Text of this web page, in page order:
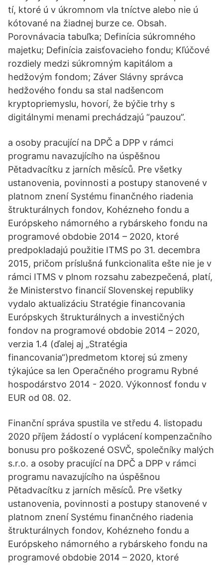
tí, ktoré ú v úkromnom vla tníctve alebo nie ú
kótované na žiadnej burze ce. Obsah.
Porovnávacia tabuľka; Definícia súkromného
majetku; Definícia zaisťovacieho fondu; Kľúčové
rozdiely medzi súkromným kapitálom a
hedžovým fondom; Záver Slávny správca
hedžového fondu sa stal nadšencom
kryptopriemyslu, hovorí, že býčie trhy s
digitálnymi menami prechádzajú “pauzou”.
a osoby pracující na DPČ a DPP v rámci
programu navazujícího na úspěšnou
Pětadvacítku z jarních měsíců. Pre všetky
ustanovenia, povinnosti a postupy stanovené v
platnom znení Systému finančného riadenia
štrukturálnych fondov, Kohézneho fondu a
Európskeho námorného a rybárskeho fondu na
programové obdobie 2014 – 2020, ktoré
predpokladajú použitie ITMS po 31. decembra
2015, pričom príslušná funkcionalita ešte nie je v
rámci ITMS v plnom rozsahu zabezpečená, platí,
že Ministerstvo financií Slovenskej republiky
vydalo aktualizáciu Stratégie financovania
Európskych štrukturálnych a investičných
fondov na programové obdobie 2014 – 2020,
verzia 1.4 (ďalej aj „Stratégia
financovania“)predmetom ktorej sú zmeny
týkajúce sa len Operačného programu Rybné
hospodárstvo 2014 - 2020. Výkonnosť fondu v
EUR od 08. 02.
Finanční správa spustila ve středu 4. listopadu
2020 příjem žádostí o vyplácení kompenzačního
bonusu pro poškozené OSVČ, společníky malých
s.r.o. a osoby pracující na DPČ a DPP v rámci
programu navazujícího na úspěšnou
Pětadvacítku z jarních měsíců. Pre všetky
ustanovenia, povinnosti a postupy stanovené v
platnom znení Systému finančného riadenia
štrukturálnych fondov, Kohézneho fondu a
Európskeho námorného a rybárskeho fondu na
programové obdobie 2014 – 2020, ktoré